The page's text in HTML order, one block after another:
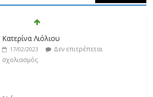
Ντίμης
17/02/2023
Δεν επιτρέπεται
σχολιασμός